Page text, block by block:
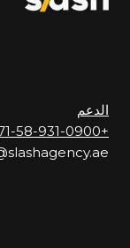
الدعم
+971-58-931-0900